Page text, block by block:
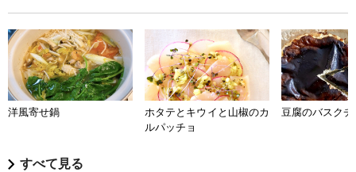
洋風寄せ鍋
ホタテとキウイと山椒のカ
ルパッチョ
豆腐のバスク
すべて見る